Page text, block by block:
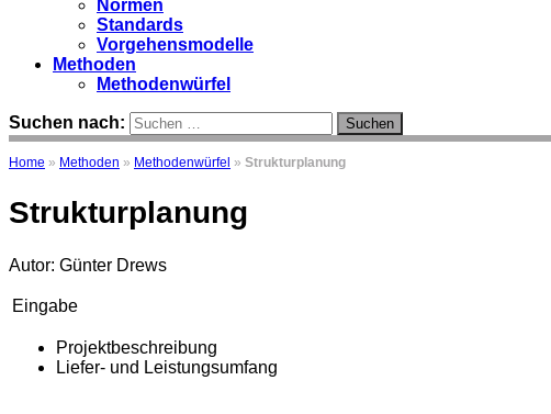
Normen
Standards
Vorgehensmodelle
Methoden
Methodenwürfel
Suchen nach:
Home » Methoden » Methodenwürfel » Strukturplanung
Strukturplanung
Autor: Günter Drews
Eingabe
Projektbeschreibung
Liefer- und Leistungsumfang